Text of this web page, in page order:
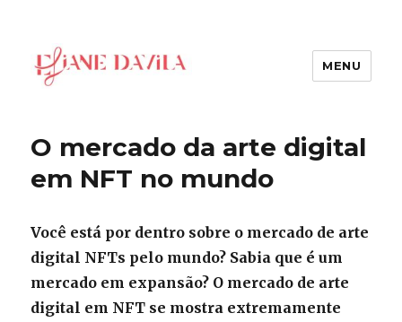
MENU
O mercado da arte digital
em NFT no mundo
Você está por dentro sobre o mercado de arte
digital NFTs pelo mundo? Sabia que é um
mercado em expansão? O mercado de arte
digital em NFT se mostra extremamente